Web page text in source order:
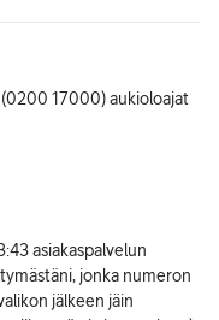
17000) aukioloajat
asiakaspalvelun
jonka numeron
jälkeen jäin